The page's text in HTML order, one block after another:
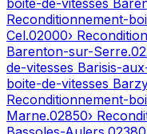
boite-de-vitesses
Reconditionnement-
Cel.02000›
Barenton-sur-Serre.
de-vitesses Barisis-
boite-de-vitesses
Reconditionnement-
Marne.02850›